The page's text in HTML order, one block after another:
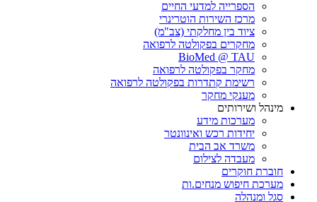
הספרייה למדעי החיים
מרכז השירות הוטרינרי
ציוד בין מחלקתי (צב"מ)
מחקרים בפקולטה לרפואה
BioMed @ TAU
מחקר בפקולטה לרפואה
רשימת קתדרות בפקולטה לרפואה
מענקי מחקר
מינהל ושירותים
מערכות מידע
יחידות רכש ואינוונטר
משרד אב הבית
מעבדה לצילום
חוברת חוקרים
מערכת חיפוש מנחים.ות
סגל ומנהלה